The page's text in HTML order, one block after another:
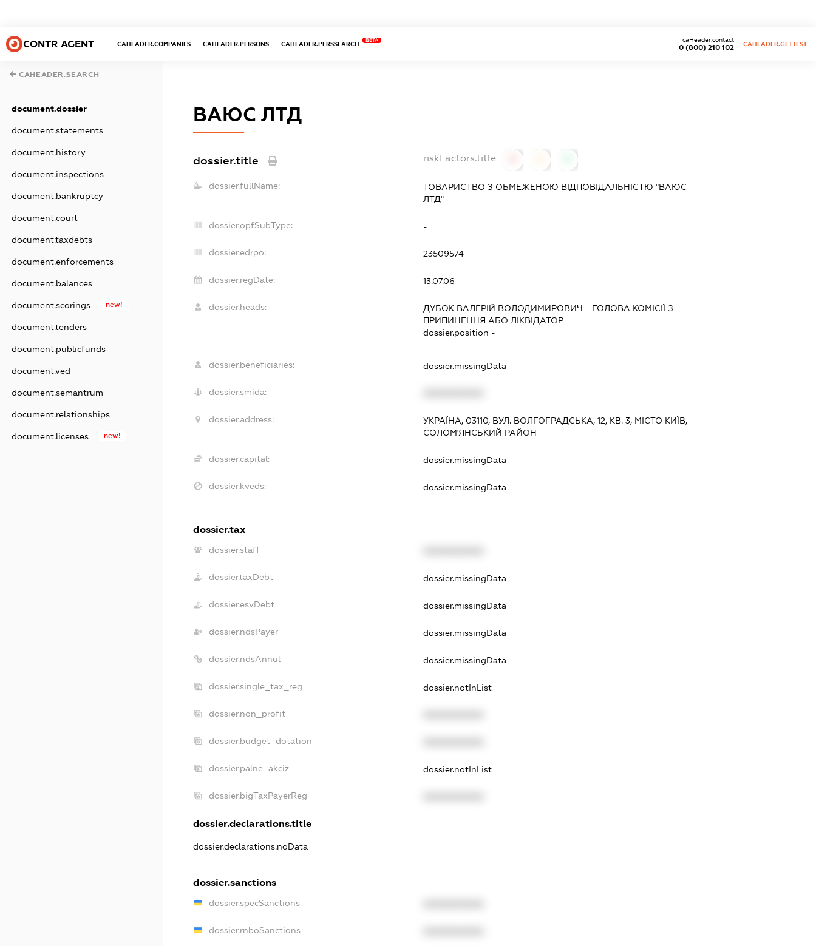
CONTR AGENT CAHEADER.COMPANIES CAHEADER.PERSONS CAHEADER.PERSSEARCH
BETA
0 (800) 210 102
caHeader.contact
CAHEADER.GETTEST
CAHEADER.SEARCH
document.dossier
document.statements
document.history
document.inspections
document.bankruptcy
document.court
document.taxdebts
document.enforcements
document.balances
document.scorings new!
document.tenders
document.publicfunds
document.ved
document.semantrum
document.relationships
document.licenses new!
ВАЮС ЛТД
dossier.title riskFactors.title
dossier.fullName:
ТОВАРИСТВО З ОБМЕЖЕНОЮ ВІДПОВІДАЛЬНІСТЮ "ВАЮС
ЛТД"
dossier.opfSubType: -
dossier.edrpo: 23509574
dossier.regDate: 13.07.06
dossier.heads: ДУБОК ВАЛЕРІЙ ВОЛОДИМИРОВИЧ - ГОЛОВА КОМІСІЇ З
ПРИПИНЕННЯ АБО ЛІКВІДАТОР
dossier.position -
dossier.beneficiaries: dossier.missingData
dossier.smida:
dossier.address:
УКРАЇНА, 03110, ВУЛ. ВОЛГОГРАДСЬКА, 12, КВ. 3, МІСТО КИЇВ,
СОЛОМ'ЯНСЬКИЙ РАЙОН
dossier.capital: dossier.missingData
dossier.kveds: dossier.missingData
dossier.tax
dossier.staff
dossier.taxDebt dossier.missingData
dossier.esvDebt dossier.missingData
dossier.ndsPayer dossier.missingData
dossier.ndsAnnul dossier.missingData
dossier.single_tax_reg dossier.notInList
dossier.non_profit
dossier.budget_dotation
dossier.palne_akciz dossier.notInList
dossier.bigTaxPayerReg
dossier.declarations.title
dossier.declarations.noData
dossier.sanctions
dossier.specSanctions
dossier.rnboSanctions